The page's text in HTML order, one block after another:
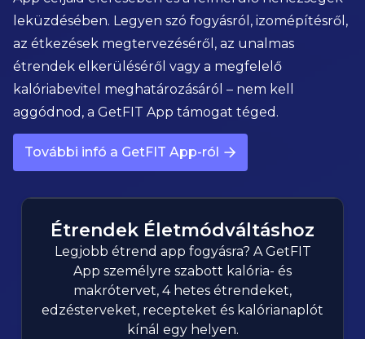
leküzdésében. Legyen szó fogyásról, izomépítésről,
az étkezések megtervezéséről, az unalmas
étrendek elkerüléséről vagy a megfelelő
kalóriabevitel meghatározásáról – nem kell
aggódnod, a GetFIT App támogat téged.
További infó a GetFIT App-ról
Étrendek Életmódváltáshoz
Legjobb étrend app fogyásra? A GetFIT
App személyre szabott kalória- és
makrótervet, 4 hetes étrendeket,
edzésterveket, recepteket és kalórianaplót
kínál egy helyen.